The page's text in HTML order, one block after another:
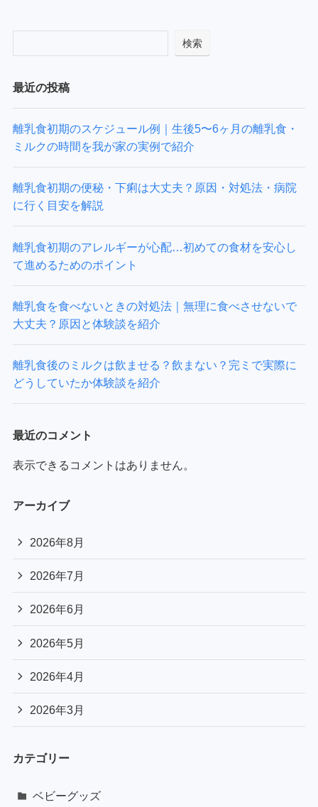
検索
最近の投稿
離乳食初期のスケジュール例｜生後5〜6ヶ月の離乳食・
ミルクの時間を我が家の実例で紹介
離乳食初期の便秘・下痢は大丈夫？原因・対処法・病院
に行く目安を解説
離乳食初期のアレルギーが心配…初めての食材を安心し
て進めるためのポイント
離乳食を食べないときの対処法｜無理に食べさせないで
大丈夫？原因と体験談を紹介
離乳食後のミルクは飲ませる？飲まない？完ミで実際に
どうしていたか体験談を紹介
最近のコメント
表示できるコメントはありません。
アーカイブ
2026年8月
2026年7月
2026年6月
2026年5月
2026年4月
2026年3月
カテゴリー
ベビーグッズ